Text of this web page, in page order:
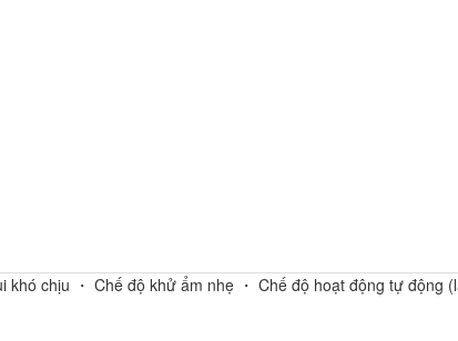
khó chịu ・ Chế độ khử ẩm nhẹ ・ Chế độ hoạt động tự động